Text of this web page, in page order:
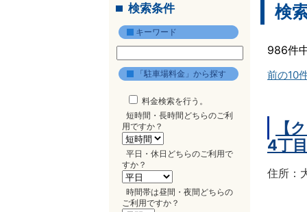
検索条件
キーワード
「駐車場料金」から探す
料金検索を行う。
短時間・長時間どちらのご利
用ですか？
平日・休日どちらのご利用で
すか？
時間帯は昼間・夜間どちらの
ご利用ですか？
検
986件
前の10
【
4丁目
住所：